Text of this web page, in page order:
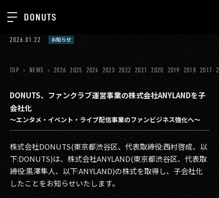
ジョブカン
ゲーム
医療(CLIUS)
出版メディア
美少女図鑑
イベント
TOP
ABOUT
SERVICES
GROUP
RECRUIT
CONTACT
2026.01.22 お知らせ
TOP NEWS 2026 2025 2024 2023 2022 2021 2020 2019 2018 2017
DONUTS、ファンクラブ運営事業の株式会社ANYLANDを子
会社化
〜エンタメ・イベント・ライブ配信事業のファンビジネス強化へ〜
株式会社DONUTS(東京都渋谷区、代表取締役:西村啓成、以
下:DONUTS)は、株式会社ANYLAND(東京都渋谷区、代表取
締役:黒澤隼人、以下:ANYLAND)の株式を取得し、子会社化
したことをお知らせいたします。